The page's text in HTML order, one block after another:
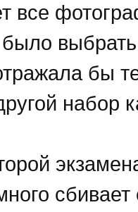
все
выбрать
бы
набор